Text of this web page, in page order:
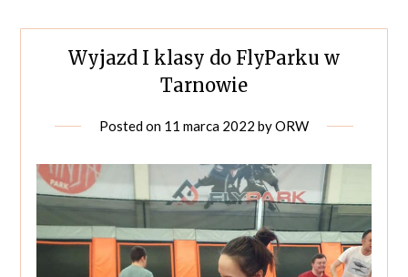
Wyjazd I klasy do FlyParku w
Tarnowie
Posted on 11 marca 2022 byORW